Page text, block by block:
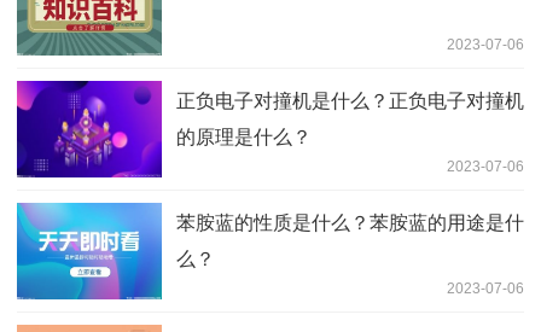
2023-07-06
正负电子对撞机是什么？正负电子对撞机
的原理是什么？
2023-07-06
苯胺蓝的性质是什么？苯胺蓝的用途是什
么？
2023-07-06